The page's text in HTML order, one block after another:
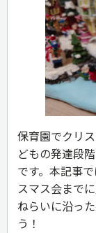
保育園でクリ
どもの発達段
です。本記事
スマス会まで
ねらいに沿っ
う！